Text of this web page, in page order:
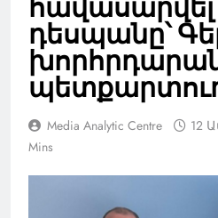
հավասարվել
դեսպանը՝
Media Analytic Centre 12
Mins